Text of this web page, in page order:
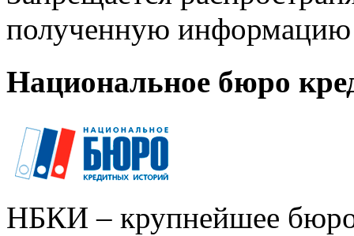
полученную информацию
Национальное бюро
НБКИ – крупнейшее